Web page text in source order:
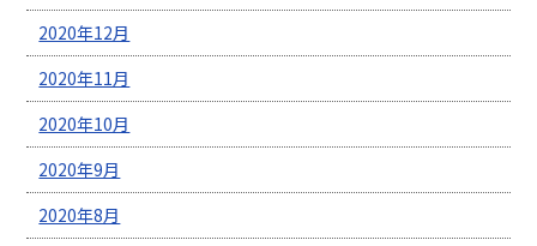
2020年12月
2020年11月
2020年10月
2020年9月
2020年8月